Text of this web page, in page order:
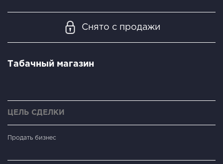
Снято с продажи
Табачный магазин
ЦЕЛЬ СДЕЛКИ
Продать бизнес